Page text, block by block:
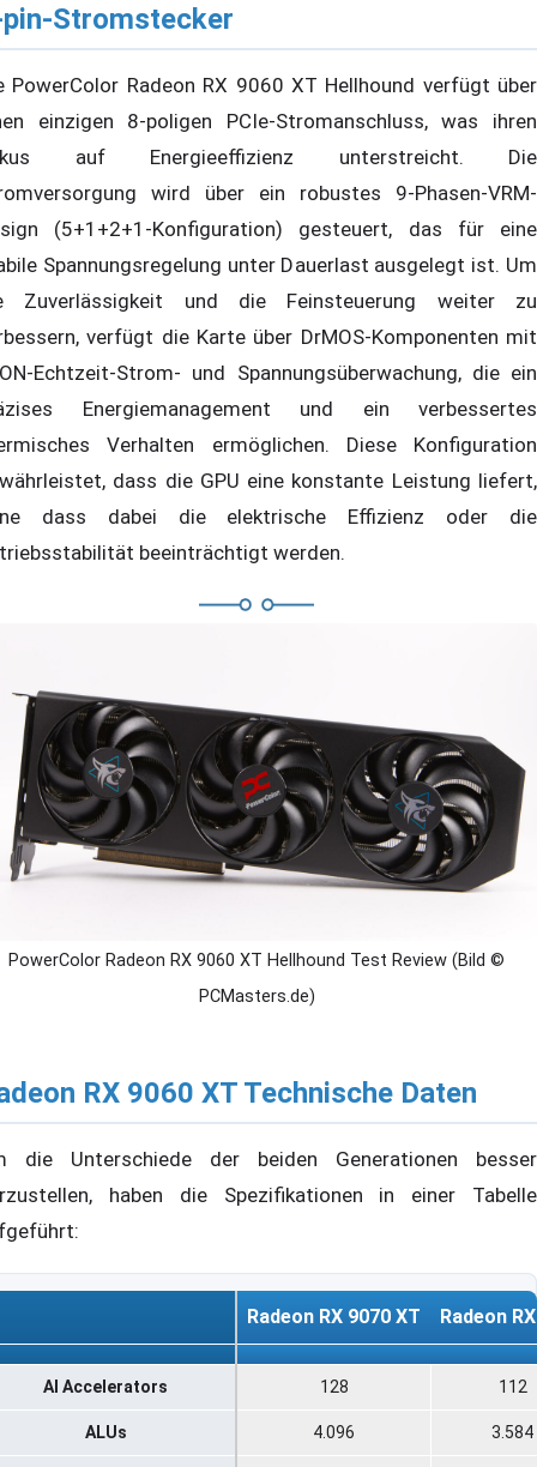
Stromstecker
PowerColor Radeon RX 9060 XT Hellhound verfügt über
einzigen 8-poligen PCIe-Stromanschluss, was ihren
auf Energieeffizienz unterstreicht. Die
wird über ein robustes 9-Phasen-VRM-
(5+1+2+1-Konfiguration) gesteuert, das für eine
Spannungsregelung unter Dauerlast ausgelegt ist. Um
Zuverlässigkeit und die Feinsteuerung weiter zu
verfügt die Karte über DrMOS-Komponenten mit
Echtzeit-Strom- und Spannungsüberwachung, die ein
Energiemanagement und ein verbessertes
Verhalten ermöglichen. Diese Konfiguration
dass die GPU eine konstante Leistung liefert,
dass dabei die elektrische Effizienz oder die
beeinträchtigt werden.
PowerColor Radeon RX 9060 XT Hellhound Test Review (Bild ©
PCMasters.de)
RX 9060 XT Technische Daten
die Unterschiede der beiden Generationen besser
haben die Spezifikationen in einer Tabelle
Radeon RX 9070 XT Radeon
Radeon RX 9070 XT Radeon
AI Accelerators 128 112
ALUs 4.096 3.584